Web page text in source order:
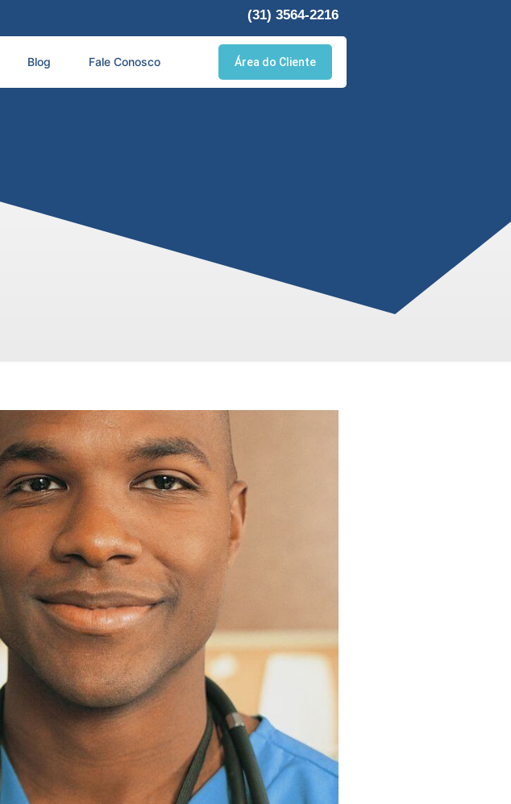
(31) 3564-2216
Blog Fale Conosco Área do Cliente